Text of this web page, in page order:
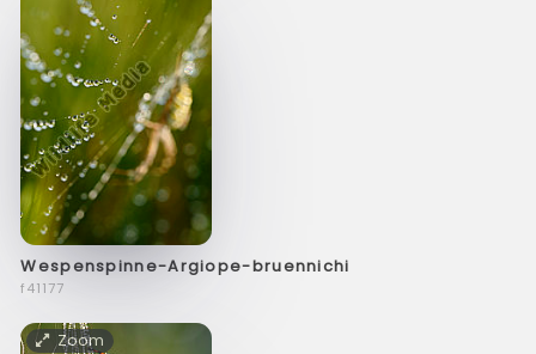
Wespenspinne-Argiope-bruennichi
f41177
Zoom